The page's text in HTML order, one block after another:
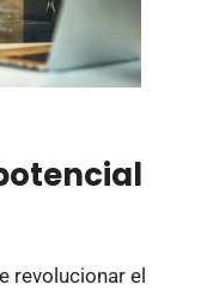
revolucionar el